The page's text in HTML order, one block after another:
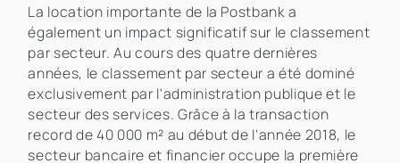
La location importante de la Postbank a
également un impact significatif sur le classement
par secteur. Au cours des quatre dernières
années, le classement par secteur a été dominé
exclusivement par l'administration publique et le
secteur des services. Grâce à la transaction
record de 40 000 m² au début de l'année 2018, le
secteur bancaire et financier occupe la première